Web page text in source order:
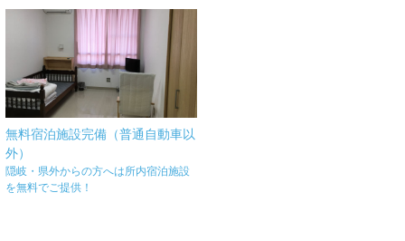
無料宿泊施設完備（普通自動車以
外）
隠岐・県外からの方へは所内宿泊施設
を無料でご提供！